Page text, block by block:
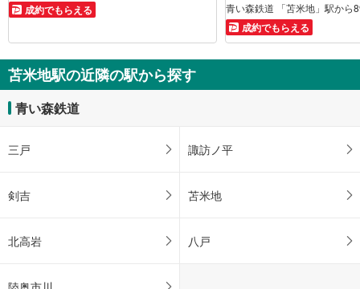
成約でもらえる
成約でもらえる
苫米地駅の近隣の駅から探す
青い森鉄道
三戸 諏訪ノ平
剣吉 苫米地
北高岩 八戸